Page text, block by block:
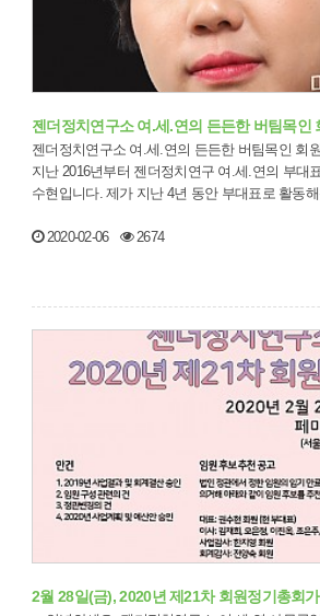
젠더정치연구소 여.세.연의 든든한 버팀목인
젠더정치연구소 여.세.연의 든든한 버팀목인 회원님들께 안
지난 2016년부터 젠더정치연구 여.세.연의 부대
수현입니다. 제가 지난 4년 동안 부대표로 활
2020-02-06 2674
2월 28일(금), 2020년 제21차 회원정기총회